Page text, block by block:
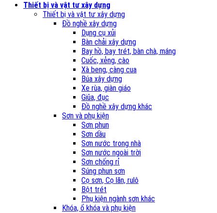
Thiết bị và vật tư xây dựng
Thiết bị và vật tư xây dựng
Đồ nghề xây dựng
Dụng cụ xủi
Bàn chải xây dựng
Bay hồ, bay trét, bàn chà, máng
Cuốc, xẻng, cào
Xà beng, càng cua
Búa xây dựng
Xe rùa, giàn giáo
Giũa, đục
Đồ nghề xây dựng khác
Sơn và phụ kiện
Sơn phun
Sơn dầu
Sơn nước trong nhà
Sơn nước ngoài trời
Sơn chống rỉ
Súng phun sơn
Cọ sơn, Cọ lăn, rulô
Bột trét
Phụ kiện ngành sơn khác
Khóa, ổ khóa và phụ kiện